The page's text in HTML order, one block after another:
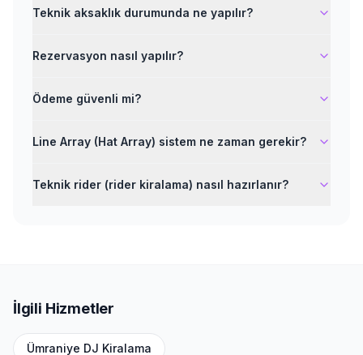
Teknik aksaklık durumunda ne yapılır?
Rezervasyon nasıl yapılır?
Ödeme güvenli mi?
Line Array (Hat Array) sistem ne zaman gerekir?
Teknik rider (rider kiralama) nasıl hazırlanır?
İlgili Hizmetler
Ümraniye DJ Kiralama